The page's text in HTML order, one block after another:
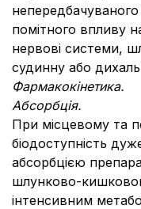
помітного впливу
нервові системи,
судинну або
Фармакокінетика.
Абсорбція.
При місцевому та
біодоступність
абсорбцією
шлунково-
інтенсивним